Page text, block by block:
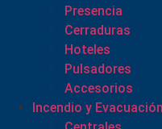
Presencia
Cerraduras
Hoteles
Pulsadores
Accesorios
Incendio y Evacuación